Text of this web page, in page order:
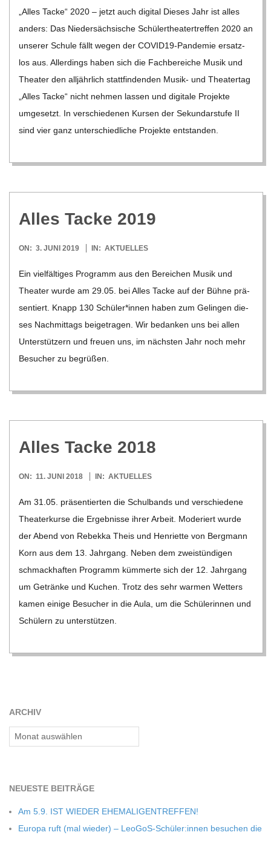
13
„Alles Tacke“ 2020 – jetzt auch digi­tal Die­ses Jahr ist alles
anders: Das Nie­der­säch­si­sche Schü­ler­thea­ter­tref­fen 2020 an
unse­rer Schule fällt wegen der COVI­­D19-Pan­­de­­mie ersatz­
los aus. Aller­dings haben sich die Fach­be­rei­che Musik und
Thea­ter den all­jähr­lich statt­fin­den­den Musik- und Thea­ter­tag
„Alles Tacke“ nicht neh­men las­sen und digi­tale Pro­jekte
umge­setzt. In ver­schie­de­nen Kur­sen der Sekun­dar­stufe II
sind vier ganz unter­schied­li­che Pro­jekte ent­stan­den.
Alles Tacke 2019
2019-
ON: 3. JUNI 2019 IN: AKTUELLES
Ein viel­fäl­ti­ges Pro­gramm aus den Berei­chen Musik und
Thea­ter wurde am 29.05. bei Alles Tacke auf der Bühne prä­
sen­tiert. Knapp 130 Schüler*innen haben zum Gelin­gen die­
ses Nach­mit­tags bei­getra­gen. Wir bedan­ken uns bei allen
Unter­stüt­zern und freuen uns, im nächs­ten Jahr noch mehr
Besu­cher zu begrü­ßen.
Alles Tacke 2018
2018-
ON: 11. JUNI 2018 IN: AKTUELLES
Am 31.05. prä­sen­tier­ten die Schul­bands und ver­schie­dene
Thea­ter­kurse die Ergeb­nisse ihrer Arbeit. Mode­riert wurde
der Abend von Rebekka Theis und Hen­ri­ette von Berg­mann
Korn aus dem 13. Jahr­gang. Neben dem zwei­stün­di­gen
schmack­haf­ten Pro­gramm küm­merte sich der 12. Jahr­gang
um Getränke und Kuchen. Trotz des sehr war­men Wet­ters
kamen einige Besu­cher in die Aula, um die Schü­le­rin­nen und
Schü­lern zu unter­stüt­zen.
ARCHIV
Archiv
NEU­ESTE BEITRÄGE
Am 5.9. IST WIEDER EHEMALIGENTREFFEN!
Europa ruft (mal wie­der) – LeoGoS-Schüler:innen besu­chen die